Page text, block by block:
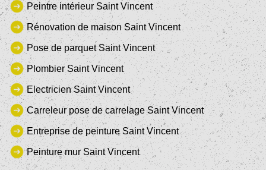
Peintre intérieur Saint Vincent
Rénovation de maison Saint Vincent
Pose de parquet Saint Vincent
Plombier Saint Vincent
Electricien Saint Vincent
Carreleur pose de carrelage Saint Vincent
Entreprise de peinture Saint Vincent
Peinture mur Saint Vincent